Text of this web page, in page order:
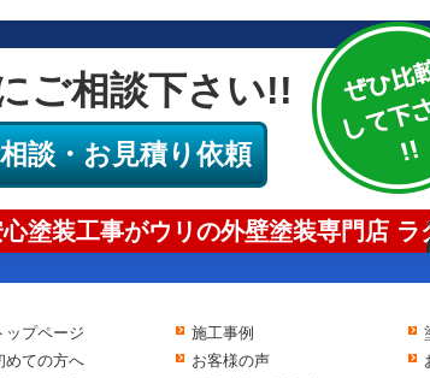
ご相談下さい!!
談・お見積り依頼
塗装工事がウリの外壁塗装専門店 ラ
ップページ
めての方へ
施工事例
お客様の声